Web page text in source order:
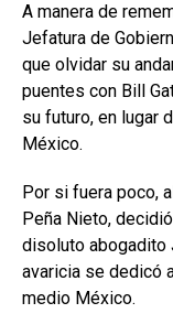
A manera de
Jefatura de
que olvidar su
puentes con Bill
su futuro, en lugar
México.
Por si fuera poco,
Peña Nieto,
disoluto abogadito
avaricia se dedicó
medio México.